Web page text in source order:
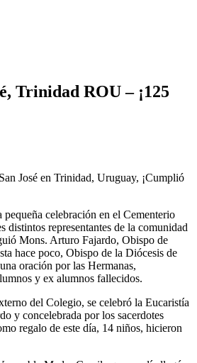
Trinidad ROU – ¡125
José en Trinidad, Uruguay, ¡Cumplió
pequeña celebración en el Cementerio
distintos representantes de la comunidad
Mons. Arturo Fajardo, Obispo de
hace poco, Obispo de la Diócesis de
oración por las Hermanas,
y ex alumnos fallecidos.
del Colegio, se celebró la Eucaristía
y concelebrada por los sacerdotes
regalo de este día, 14 niños, hicieron